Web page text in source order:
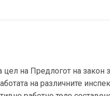
Предлогот на закон
на различните